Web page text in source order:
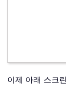
이제 아래 스크